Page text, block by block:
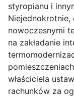
styropianu i
Niejednokrotnie,
nowoczesnymi
na zakładanie
właściciela
rachunków za